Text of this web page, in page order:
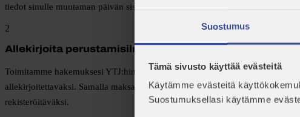
Suostumus
Tämä sivusto käyttää evästeitä
Käytämme evästeitä
Suostumuksellasi käytämme
tiedot sinulle muutaman päivän sisällä.
2
Allekirjoita perustamisilmoitus
Toimitamme hakemuksesi YTJ:hin ja lähetämme perustamisilmoituksen
allekirjoitettavaksi. Samalla maksat perustamismaksun (300 €), jonka jälkeen
rekisteröitäväksi.